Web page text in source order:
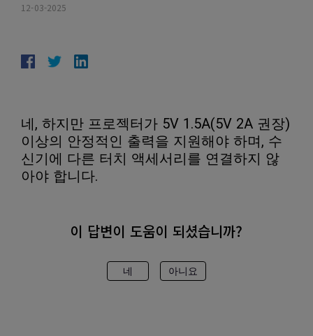
12-03-2025
네, 하지만 프로젝터가 5V 1.5A(5V 2A 권장)
이상의 안정적인 출력을 지원해야 하며, 수
신기에 다른 터치 액세서리를 연결하지 않
아야 합니다.
이 답변이 도움이 되셨습니까?
네 아니요